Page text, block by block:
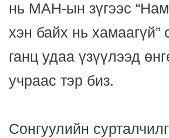
нь МАН-ын зүгээс
хэн байх нь хамаагүй”
ганц удаа үзүүлээд
учраас тэр биз.
Сонгуулийн